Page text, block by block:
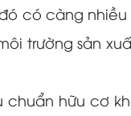
có càng nhiều
trường sản
chuẩn hữu cơ